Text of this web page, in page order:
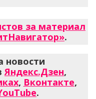
за материал
.
новости
Яндекс.Дзен,
, Вконтакте,
.